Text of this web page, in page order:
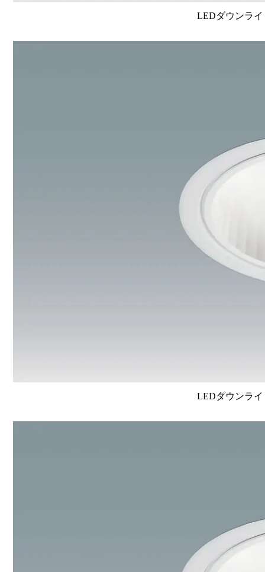
LEDダウンラ
LEDダウンラ